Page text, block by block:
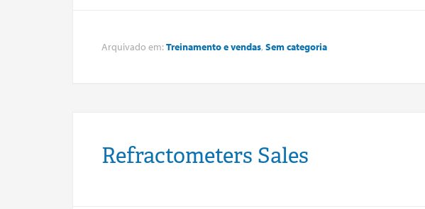
Arquivado em: Treinamento e vendas, Sem categoria
Refractometers Sales